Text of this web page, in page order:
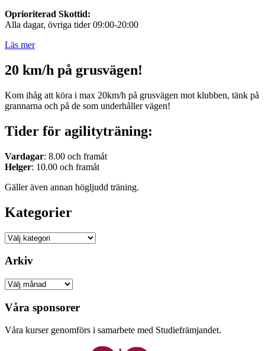
Oprioriterad Skottid:
Alla dagar, övriga tider 09:00-20:00
Läs mer
20 km/h på grusvägen!
Kom ihåg att köra i max 20km/h på grusvägen mot klubben, tänk på
grannarna och på de som underhåller vägen!
Tider för agilityträning:
Vardagar: 8.00 och framåt
Helger: 10.00 och framåt
Gäller även annan högljudd träning.
Kategorier
Kategorier
Arkiv
Arkiv
Våra sponsorer
Våra kurser genomförs i samarbete med Studiefrämjandet.